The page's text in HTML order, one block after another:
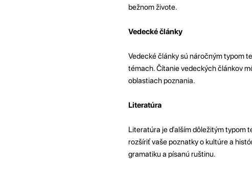
bežnom živote.
Vedecké články
Vedecké články sú náročným typom
témach. Čítanie vedeckých článkov
oblastiach poznania.
Literatúra
Literatúra je ďalším dôležitým typom
rozšíriť vaše poznatky o kultúre a
gramatiku a písanú ruštinu.